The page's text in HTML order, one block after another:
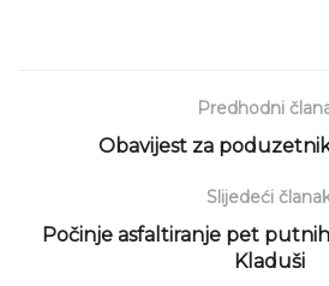
Predhodni
Obavijest za
Slijedeći
Počinje asfaltiranje pet
Kladuši